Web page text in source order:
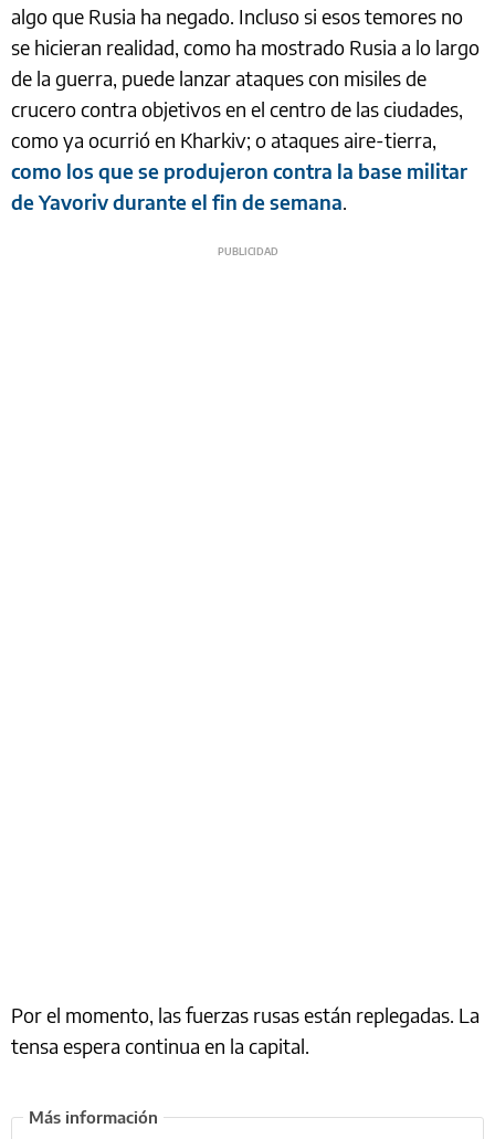
algo que Rusia ha negado. Incluso si esos temores no
se hicieran realidad, como ha mostrado Rusia a lo largo
de la guerra, puede lanzar ataques con misiles de
crucero contra objetivos en el centro de las ciudades,
como ya ocurrió en Kharkiv; o ataques aire-tierra,
como los que se produjeron contra la base militar
de Yavoriv durante el fin de semana.
Por el momento, las fuerzas rusas están replegadas. La
tensa espera continua en la capital.